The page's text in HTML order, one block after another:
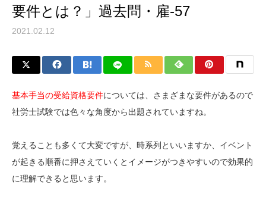
要件とは？」過去問・雇-57
2021.02.12
基本手当の受給資格要件については、さまざまな要件があるので
社労士試験では色々な角度から出題されていますね。
覚えることも多くて大変ですが、時系列といいますか、イベント
が起きる順番に押さえていくとイメージがつきやすいので効果的
に理解できると思います。